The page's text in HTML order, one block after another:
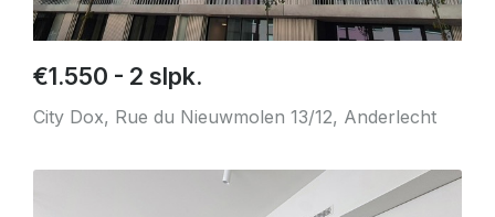
€1.550 - 2 slpk.
City Dox, Rue du Nieuwmolen 13/12, Anderlecht